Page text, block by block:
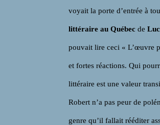
voyait la porte d’entrée à
littéraire au Québec de
pouvait lire ceci « L’œuvre
et fortes réactions. Qui
littéraire est une valeur
Robert n’a pas peur de
genre qu’il fallait rééditer